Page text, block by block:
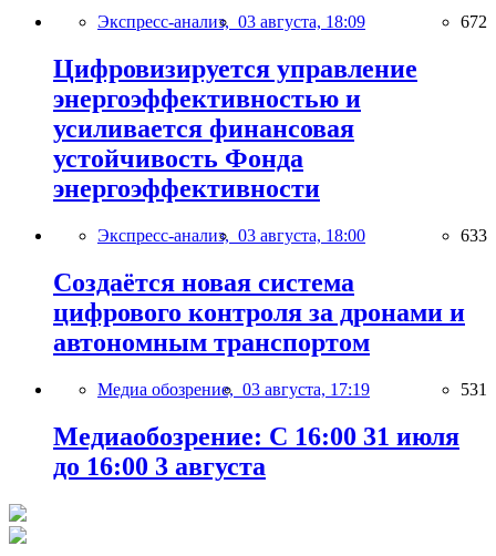
Экспресс-анализ, 03 августа, 18:09 672
Цифровизируется управление
энергоэффективностью и
усиливается финансовая
устойчивость Фонда
энергоэффективности
Экспресс-анализ, 03 августа, 18:00 633
Создаётся новая система
цифрового контроля за дронами и
автономным транспортом
Медиа обозрение, 03 августа, 17:19 531
Медиаобозрение: С 16:00 31 июля
до 16:00 3 августа